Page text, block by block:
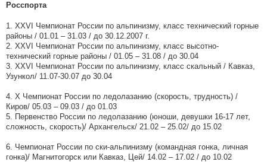
Росспорта
1. XXVI Чемпионат России по альпинизму, класс технический горные
районы / 01.01 – 31.03 / до 30.12.2007 г.
2. XXVI Чемпионат России по альпинизму, класс высотно-
технический горные районы / 01.05 – 31.08 / до 30.04
3. XXVI Чемпионат России по альпинизму, класс скальный / Кавказ,
Узункол/ 11.07-30.07 до 30.04
4. Х Чемпионат России по ледолазанию (скорость, трудность) /
Киров/ 05.03 – 09.03 / до 01.03
5. Первенство России по ледолазанию (юноши, девушки 16-17 лет,
сложность, скорость)/ Архангельск/ 21.02 – 25.02/ до 15.02
6. Чемпионат России по ски-альпинизму (командная гонка, личная
гонка)/ Магнитогорск или Кавказ, Цей/ 14.02 – 17.02 / до 10.02